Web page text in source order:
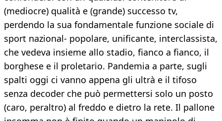
(mediocre) qualità e (grande) successo tv,
perdendo la sua fondamentale funzione sociale di
sport nazional- popolare, unificante, interclassista,
che vedeva insieme allo stadio, fianco a fianco, il
borghese e il proletario. Pandemia a parte, sugli
spalti oggi ci vanno appena gli ultrà e il tifoso
senza decoder che può permettersi solo un posto
(caro, peraltro) al freddo e dietro la rete. Il pallone